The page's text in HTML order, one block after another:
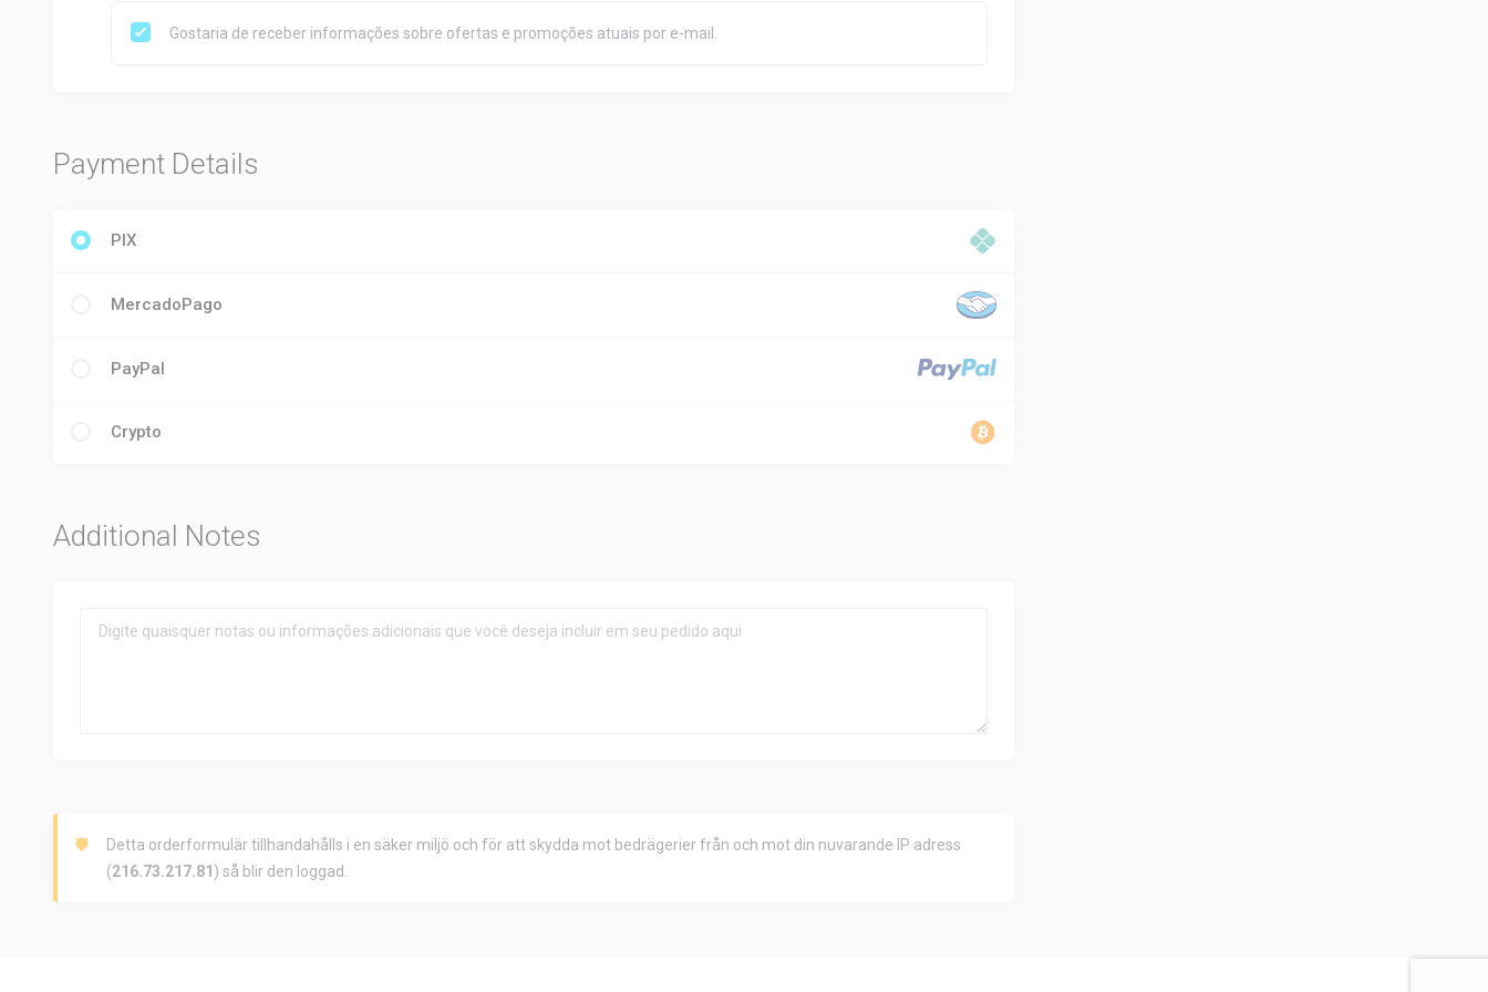
Gostaria de receber informações sobre ofertas e promoções atuais por e-mail.
Payment Details
PIX
MercadoPago
PayPal
Crypto
Additional Notes
Detta orderformulär tillhandahålls i en säker miljö och för att skydda mot bedrägerier från och mot din nuvarande IP adress
(216.73.217.81 ) så blir den loggad.